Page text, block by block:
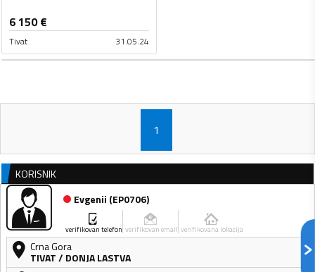
6 150€
Tivat 31.05.24
1
KORISNIK
Evgenii (EP0706)
verifikovan telefon verifikovan email verifikovana lokacija
Crna Gora
TIVAT/ DONJA LASTVA